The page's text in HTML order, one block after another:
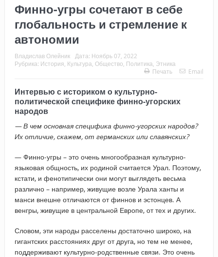
Финно-угры сочетают в себе
глобальность и стремление к
автономии
Владислав Олейник Дата: Ноябрь 07, 2022
Рубрика: История Культура Общество Политика Этника
Печать
Email
Интервью с историком о культурно-
политической специфике финно-угорских
народов
— В чем основная специфика финно-угорских народов?
Их отличие, скажем, от германских или славянских?
— Финно-угры – это очень многообразная культурно-
языковая общность, их родиной считается Урал. Поэтому,
кстати, и фенотипически они могут выглядеть весьма
различно – например, живущие возле Урала ханты и
манси внешне отличаются от финнов и эстонцев. А
венгры, живущие в центральной Европе, от тех и других.
Словом, эти народы расселены достаточно широко, на
гигантских расстояниях друг от друга, но тем не менее,
поддерживают культурно-родственные связи. Это очень